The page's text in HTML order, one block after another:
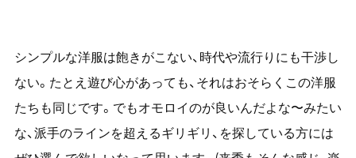
シンプルな洋服は飽きがこない、時代や流行りにも干渉し
ない。たとえ遊び心があっても、それはおそらくこの洋服
たちも同じです。でもオモロイのが良いんだよな〜みたい
な、派手のラインを超えるギリギリ、を探している方には